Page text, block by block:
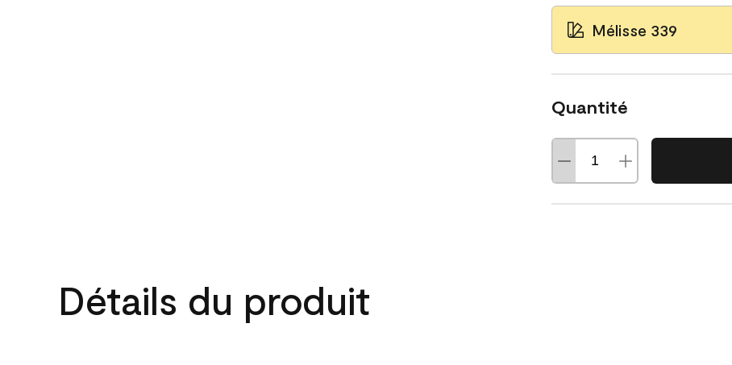
Mélisse 339
Quantité
Détails du produit